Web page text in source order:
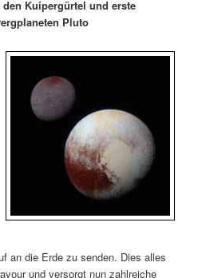
Kuipergürtel und erste
Pluto
an die Erde zu senden. Dies alles
und versorgt nun zahlreiche